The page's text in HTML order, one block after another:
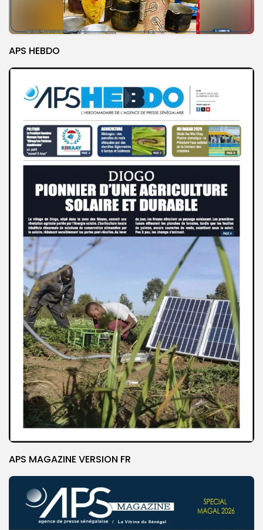
APS HEBDO
APS MAGAZINE VERSION FR